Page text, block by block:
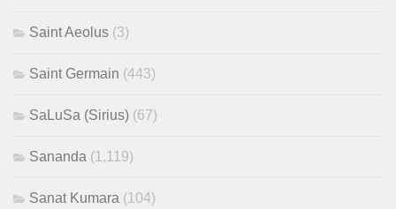
Saint Aeolus (3)
Saint Germain (443)
SaLuSa (Sirius) (67)
Sananda (1,119)
Sanat Kumara (104)